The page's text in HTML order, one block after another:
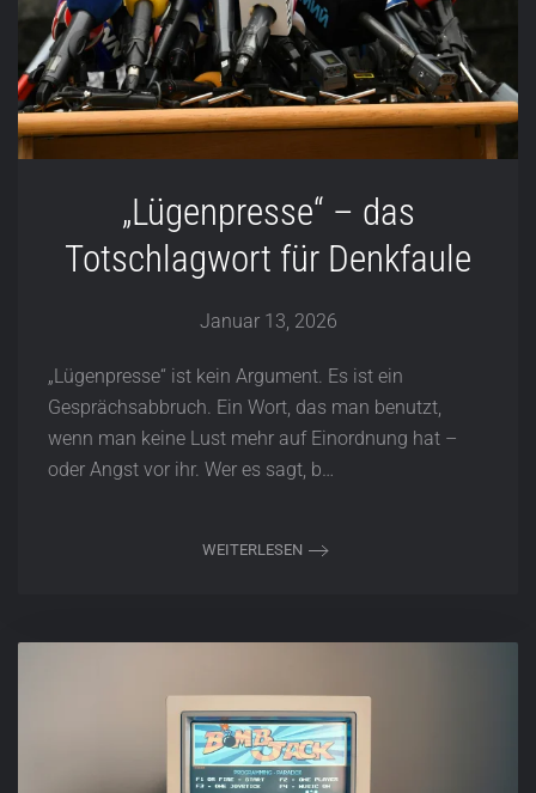
„Lügenpresse“ – das
Totschlagwort für Denkfaule
Januar 13, 2026
„Lügenpresse“ ist kein Argument. Es ist ein
Gesprächsabbruch. Ein Wort, das man benutzt,
wenn man keine Lust mehr auf Einordnung hat –
oder Angst vor ihr. Wer es sagt, b…
WEITERLESEN